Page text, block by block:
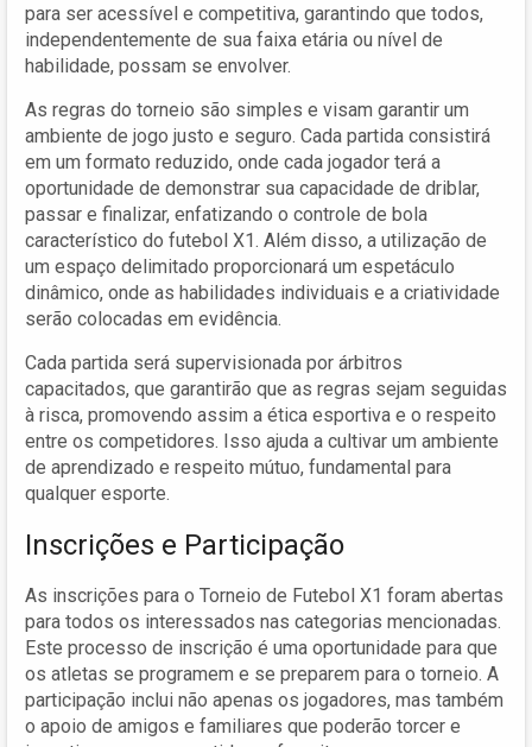
para ser acessível e competitiva, garantindo que todos,
independentemente de sua faixa etária ou nível de
habilidade, possam se envolver.
As regras do torneio são simples e visam garantir um
ambiente de jogo justo e seguro. Cada partida consistirá
em um formato reduzido, onde cada jogador terá a
oportunidade de demonstrar sua capacidade de driblar,
passar e finalizar, enfatizando o controle de bola
característico do futebol X1. Além disso, a utilização de
um espaço delimitado proporcionará um espetáculo
dinâmico, onde as habilidades individuais e a criatividade
serão colocadas em evidência.
Cada partida será supervisionada por árbitros
capacitados, que garantirão que as regras sejam seguidas
à risca, promovendo assim a ética esportiva e o respeito
entre os competidores. Isso ajuda a cultivar um ambiente
de aprendizado e respeito mútuo, fundamental para
qualquer esporte.
Inscrições e Participação
As inscrições para o Torneio de Futebol X1 foram abertas
para todos os interessados nas categorias mencionadas.
Este processo de inscrição é uma oportunidade para que
os atletas se programem e se preparem para o torneio. A
participação inclui não apenas os jogadores, mas também
o apoio de amigos e familiares que poderão torcer e